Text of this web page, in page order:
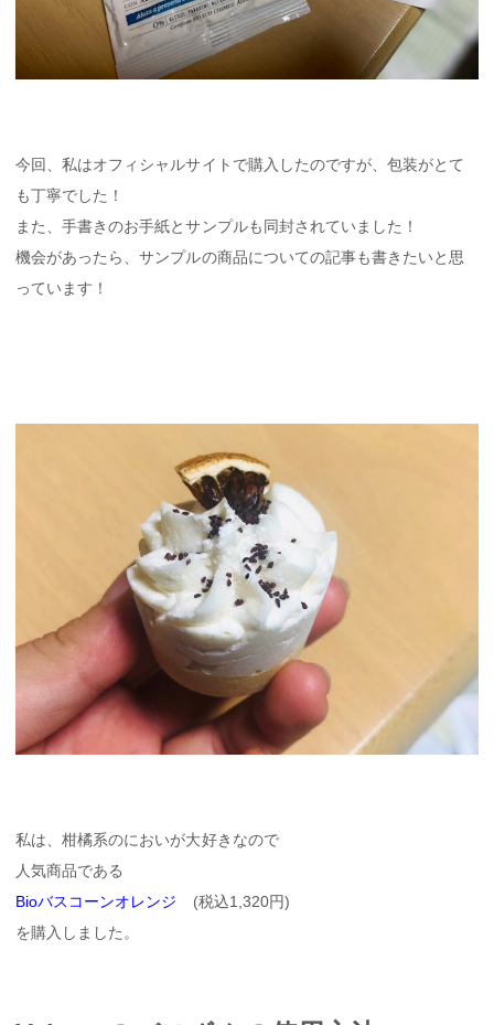
今回、私はオフィシャルサイトで購入したのですが、包装がとて
も丁寧でした！
また、手書きのお手紙とサンプルも同封されていました！
機会があったら、サンプルの商品についての記事も書きたいと思
っています！
私は、柑橘系のにおいが大好きなので
人気商品である
Bioバスコーンオレンジ
(税込1,320円)
を購入しました。